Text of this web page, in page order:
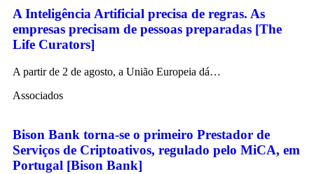
A Inteligência Artificial precisa de regras. As
empresas precisam de pessoas preparadas [The
Life Curators]
A partir de 2 de agosto, a União Europeia dá…
Associados
Bison Bank torna-se o primeiro Prestador de
Serviços de Criptoativos, regulado pelo MiCA, em
Portugal [Bison Bank]